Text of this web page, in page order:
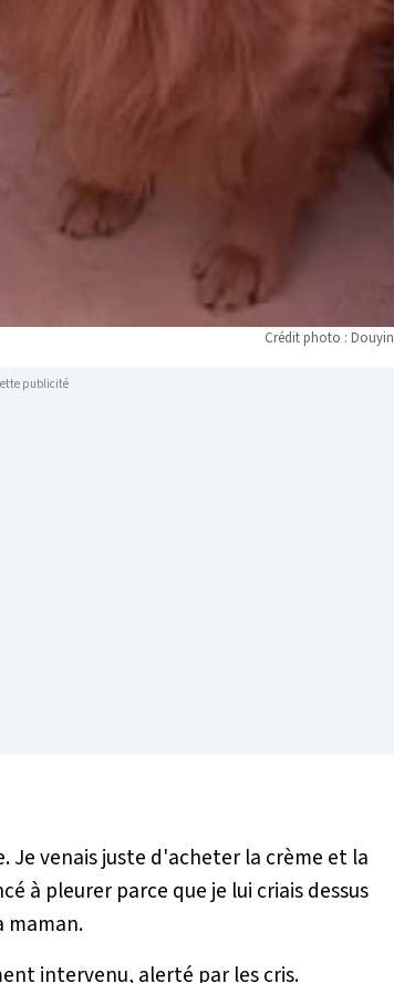
Crédit photo : Douyin
publicité
venais juste d'acheter la crème et la
à pleurer parce que je lui criais dessus
maman.
intervenu, alerté par les cris.